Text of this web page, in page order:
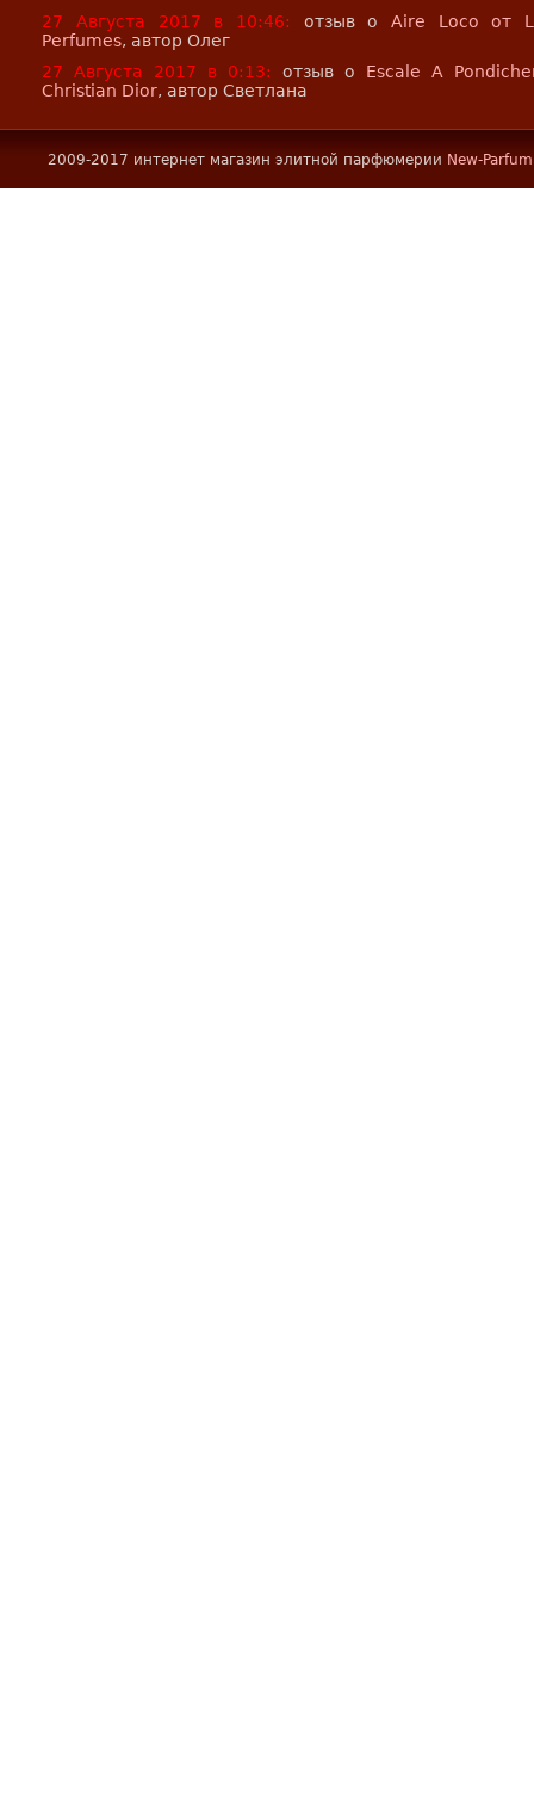
27 Августа 2017 в 10:46: отзыв оAire Loco от
Perfumes, автор Олег
27 Августа 2017 в 0:13:
отзыв о Escale A
Christian Dior, автор Светлана
2009-2017 интернет магазин элитной парфюмерии New-